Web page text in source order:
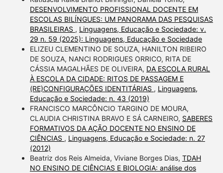
DESENVOLVIMENTO PROFISSIONAL DOCENTE EM
ESCOLAS BILÍNGUES: UM PANORAMA DAS PESQUISAS
BRASILEIRAS , Linguagens, Educação e Sociedade: v.
29 n. 59 (2025): Linguagens, Educação e Sociedade
ELIZEU CLEMENTINO DE SOUZA, HANILTON RIBEIRO
DE SOUZA, NANCI RODRIGUES ORRICO, RITA DE
CÁSSIA MAGALHÃES DE OLIVEIRA, DA ESCOLA RURAL
À ESCOLA DA CIDADE: RITOS DE PASSAGEM E
(RE)CONFIGURAÇÕES IDENTITÁRIAS , Linguagens,
Educação e Sociedade: n. 43 (2019)
FRANCISCO MARCÔNCIO TARGINO DE MOURA,
CLAUDIA CHRISTINA BRAVO E SÁ CARNEIRO, SABERES
FORMATIVOS DA AÇÃO DOCENTE NO ENSINO DE
CIÊNCIAS , Linguagens, Educação e Sociedade: n. 27
(2012)
Beatriz dos Reis Almeida, Viviane Borges Dias, TDAH
NO ENSINO DE CIÊNCIAS E BIOLOGIA: análise dos